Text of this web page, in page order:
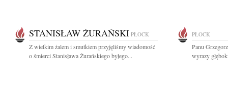
STANISŁAW ŻURAŃSKI PŁOCK
Z wielkim żalem i smutkiem przyjęliśmy wiadomość
o śmierci Stanisława Żurańskiego byłego...
PŁOCK
Panu
wyrazy